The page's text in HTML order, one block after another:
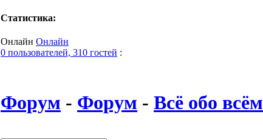
Статистика:
Онлайн Онлайн
0 пользователей, 310 гостей :
Форум - Форум - Всё обо всём